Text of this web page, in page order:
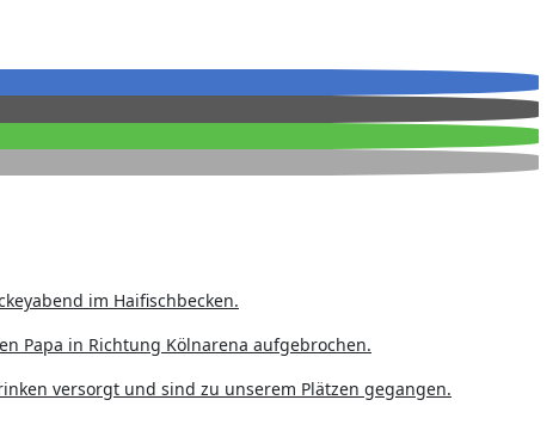
im Haifischbecken.
Papa in Richtung Kölnarena aufgebrochen.
versorgt und sind zu unserem Plätzen gegangen.